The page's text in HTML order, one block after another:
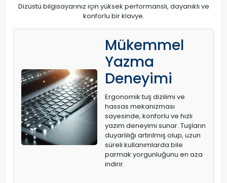
Dizüstü bilgisayarınız için yüksek performanslı, dayanıklı ve
konforlu bir klavye.
Mükemmel
Yazma
Deneyimi
Ergonomik tuş dizilimi ve
hassas mekanizması
sayesinde, konforlu ve hızlı
yazım deneyimi sunar. Tuşların
duyarlılığı artırılmış olup, uzun
süreli kullanımlarda bile
parmak yorgunluğunu en aza
indirir.